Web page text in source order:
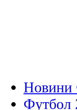
Новини
Футбол